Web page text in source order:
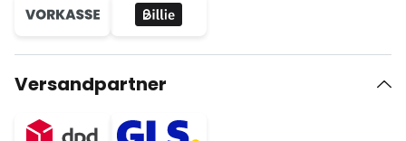
Versandpartner